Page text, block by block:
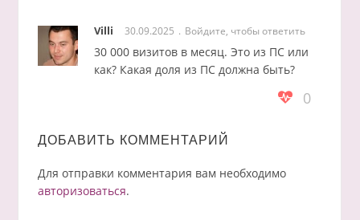
Villi 30.09.2025 Войдите, чтобы ответить
30 000 визитов в месяц. Это из ПС или
как? Какая доля из ПС должна быть?
0
ДОБАВИТЬ КОММЕНТАРИЙ
Для отправки комментария вам необходимо
авторизоваться.